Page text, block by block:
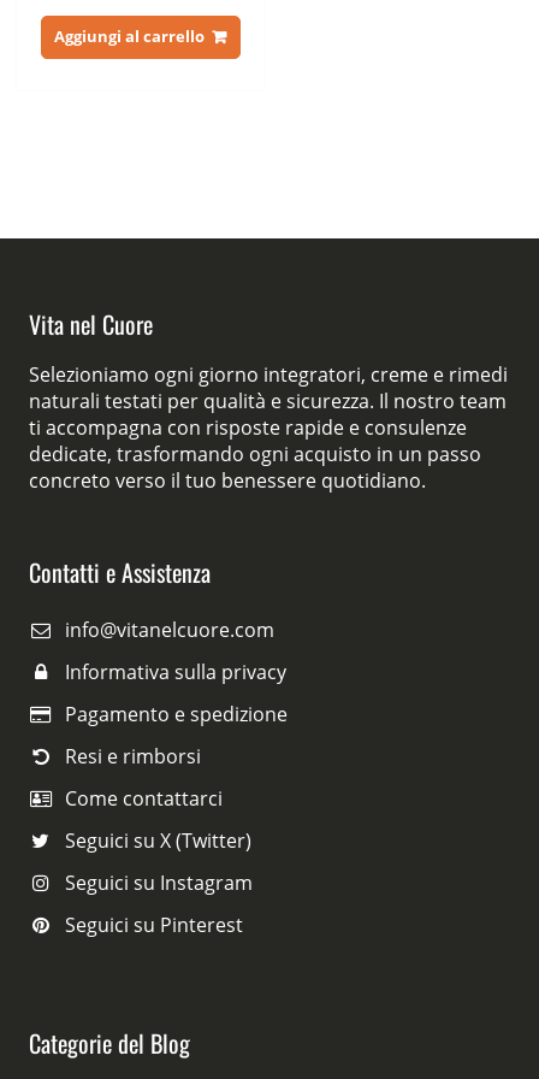
originale
era:
attuale
è:
Aggiungi al carrello
Vita nel Cuore
Selezioniamo ogni giorno integratori, creme e rimedi
naturali testati per qualità e sicurezza. Il nostro team
ti accompagna con risposte rapide e consulenze
dedicate, trasformando ogni acquisto in un passo
concreto verso il tuo benessere quotidiano.
Contatti e Assistenza
info@vitanelcuore.com
Informativa sulla privacy
Pagamento e spedizione
Resi e rimborsi
Come contattarci
Seguici su X (Twitter)
Seguici su Instagram
Seguici su Pinterest
Categorie del Blog